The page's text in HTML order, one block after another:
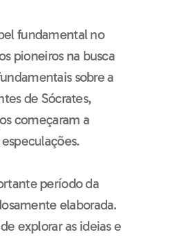
fundamental no
pioneiros na busca
sobre a
de Sócrates,
começaram a
período da
elaborada.
explorar as ideias e